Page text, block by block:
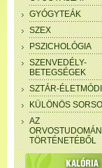
GYÓGYTEÁK
SZEX
PSZICHOLÓGIA
SZENVEDÉLY-
BETEGSÉGEK
SZTÁR-ÉLETMÓDI
KÜLÖNÖS
AZ
TÖRTÉNETÉBŐL